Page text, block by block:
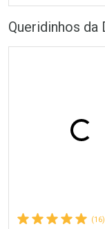
Queridinhos da
(16)